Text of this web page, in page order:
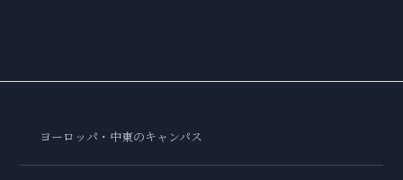
ヨーロッパ・中東のキャンパス